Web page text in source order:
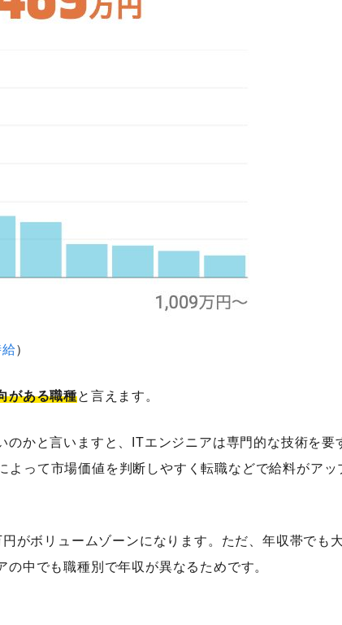
）
がある職種と言えます。
かと言いますと、ITエンジニアは専門的な技術を要
って市場価値を判断しやすく転職などで給料がアッ
がボリュームゾーンになります。ただ、年収帯でも
中でも職種別で年収が異なるためです。